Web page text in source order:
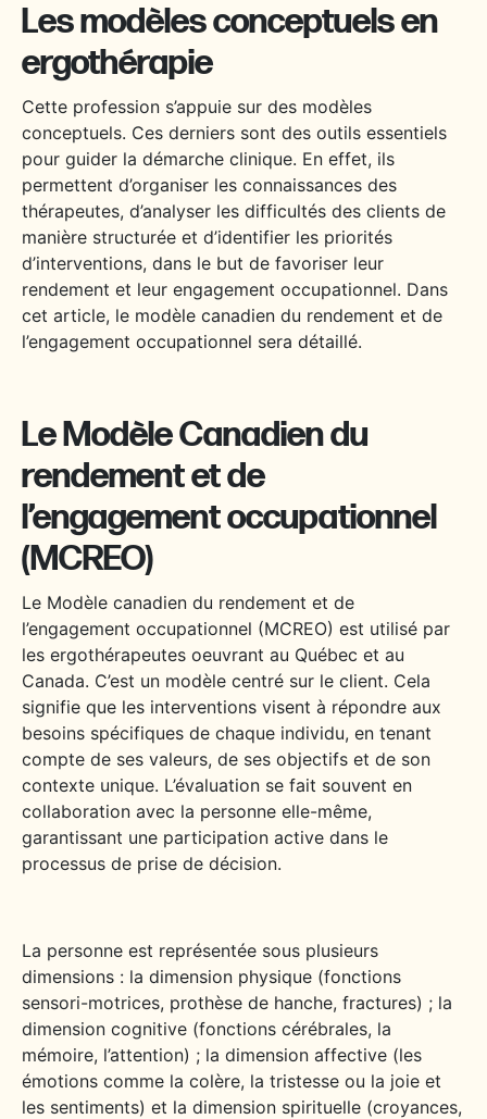
Les modèles conceptuels en
ergothérapie
Cette profession s’appuie sur des modèles
conceptuels. Ces derniers sont des outils essentiels
pour guider la démarche clinique. En effet, ils
permettent d’organiser les connaissances des
thérapeutes, d’analyser les difficultés des clients de
manière structurée et d’identifier les priorités
d’interventions, dans le but de favoriser leur
rendement et leur engagement occupationnel. Dans
cet article, le modèle canadien du rendement et de
l’engagement occupationnel sera détaillé.
Le Modèle Canadien du
rendement et de
l’engagement occupationnel
(MCREO)
Le Modèle canadien du rendement et de
l’engagement occupationnel (MCREO) est utilisé par
les ergothérapeutes oeuvrant au Québec et au
Canada. C’est un modèle centré sur le client. Cela
signifie que les interventions visent à répondre aux
besoins spécifiques de chaque individu, en tenant
compte de ses valeurs, de ses objectifs et de son
contexte unique. L’évaluation se fait souvent en
collaboration avec la personne elle-même,
garantissant une participation active dans le
processus de prise de décision.
La personne est représentée sous plusieurs
dimensions : la dimension physique (fonctions
sensori-motrices, prothèse de hanche, fractures) ; la
dimension cognitive (fonctions cérébrales, la
mémoire, l’attention) ; la dimension affective (les
émotions comme la colère, la tristesse ou la joie et
les sentiments) et la dimension spirituelle (croyances,